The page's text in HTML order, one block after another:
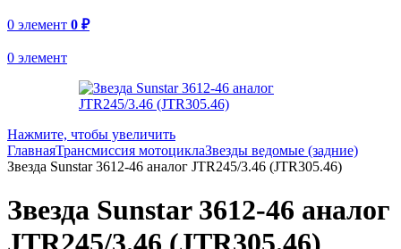
0 элемент 0 ₽
0 элемент
Нажмите, чтобы увеличить
ГлавнаяТрансмиссия мотоциклаЗвезды ведомые (задние)
Звезда Sunstar 3612-46 аналог JTR245/3.46 (JTR305.46)
Звезда Sunstar 3612-46 аналог